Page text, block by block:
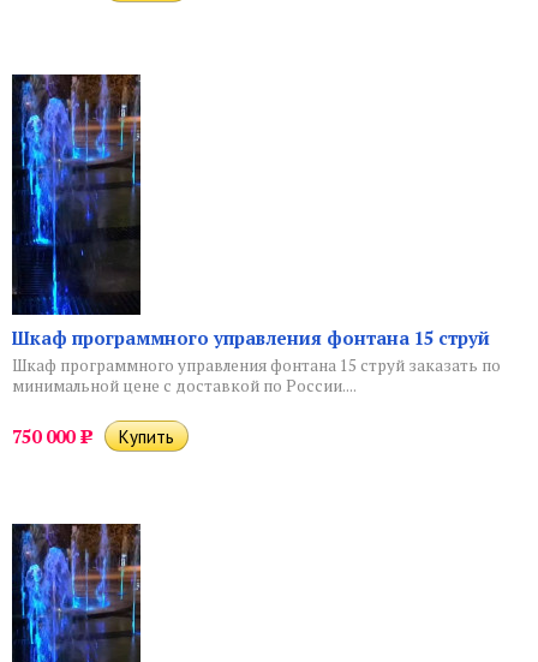
Шкаф программного управления фонтана 15 струй
Шкаф программного управления фонтана 15 струй заказать по
минимальной цене с доставкой по России....
750 000 Р